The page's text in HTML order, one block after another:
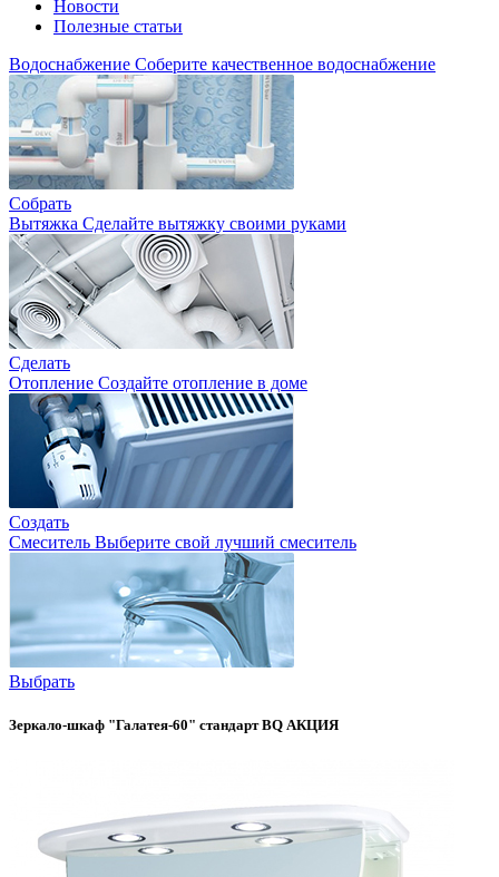
Новости
Полезные статьи
Водоснабжение Соберите качественное водоснабжение
Собрать
Вытяжка Сделайте вытяжку своими руками
Сделать
Отопление Создайте отопление в доме
Создать
Смеситель Выберите свой лучший смеситель
Выбрать
Зеркало-шкаф "Галатея-60" стандарт BQ АКЦИЯ